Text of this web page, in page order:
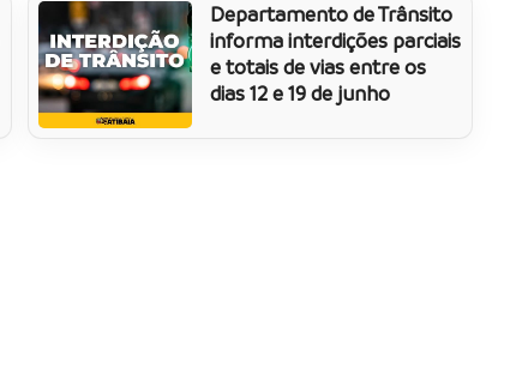
Departamento de Trânsito
informa interdições parciais
e totais de vias entre os
dias 12 e 19 de junho